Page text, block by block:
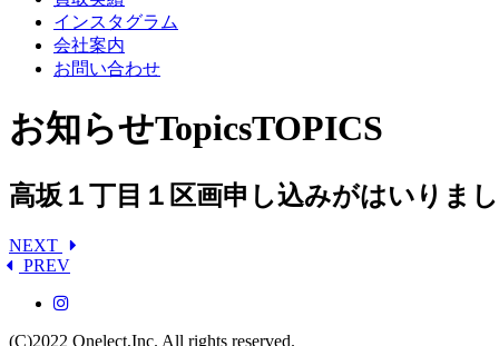
インスタグラム
会社案内
お問い合わせ
お知らせTopicsTOPICS
高坂１丁目１区画申し込みがはいりま
NEXT
PREV
(C)2022 Onelect,Inc. All rights reserved.